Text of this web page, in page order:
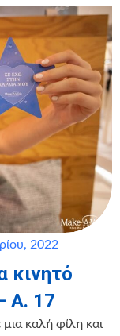
2022
κινητό
Α. 17
καλή φίλη και